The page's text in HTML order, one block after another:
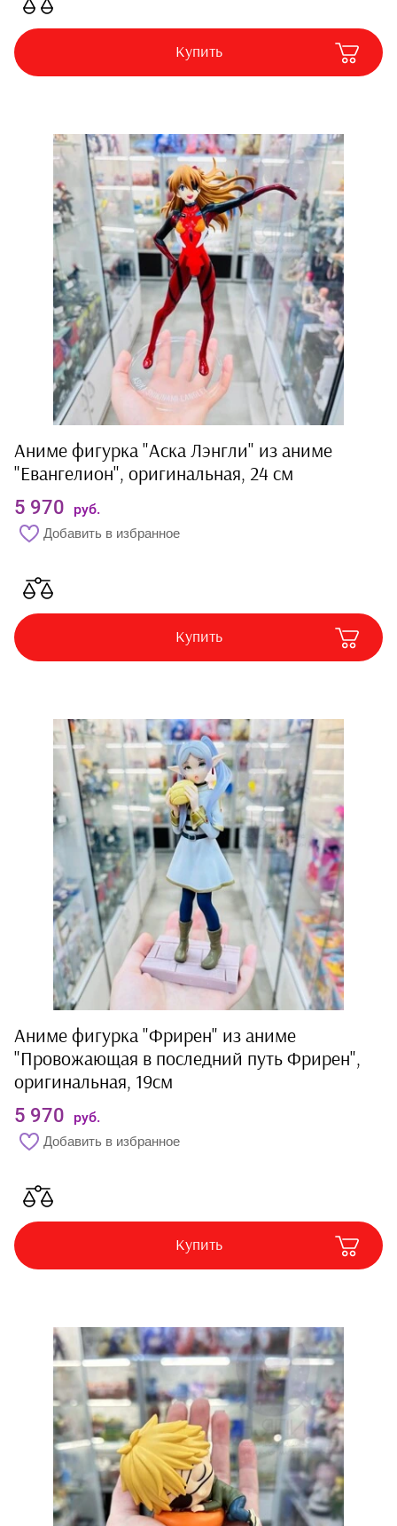
Купить
Аниме фигурка "Аска Лэнгли" из аниме
"Евангелион", оригинальная, 24 см
5 970 руб.
Добавить в избранное
Купить
Аниме фигурка "Фрирен" из аниме
"Провожающая в последний путь Фрирен",
оригинальная, 19см
5 970 руб.
Добавить в избранное
Купить